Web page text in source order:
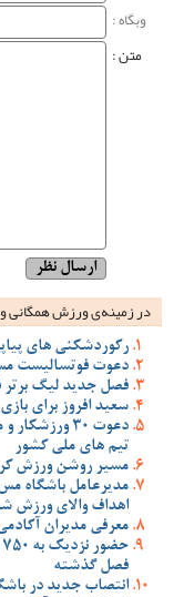
وبگاه‌ :
متن :
در زمینه‌ی ورزش همگانی و
رکوردشکنی های
دعوت فوتسالیست
فصل جدید لیگ برتر
سعید افروز برای
دعوت 30
تیم های ملی کشور
مسیر روشن ورزش
مدیرعامل باشگاه
اهداف والای ورزش
معرفی مدیران
فصل گذشته
انتصاب جدید در